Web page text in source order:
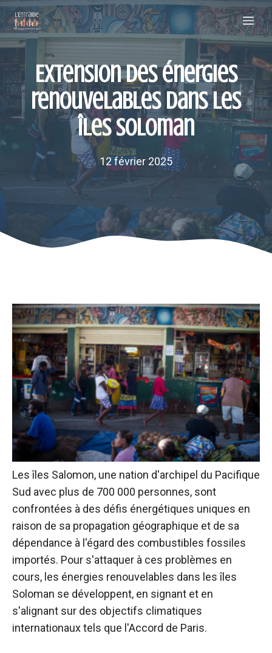
Aller
au
contenu
Extension des énergies
renouvelables dans les
îles Soloman
12 février 2025
Les îles Salomon, une nation d'archipel du Pacifique
Sud avec plus de 700 000 personnes, sont
confrontées à des défis énergétiques uniques en
raison de sa propagation géographique et de sa
dépendance à l'égard des combustibles fossiles
importés. Pour s'attaquer à ces problèmes en
cours, les énergies renouvelables dans les îles
Soloman se développent, en signant et en
s'alignant sur des objectifs climatiques
internationaux tels que l'Accord de Paris.